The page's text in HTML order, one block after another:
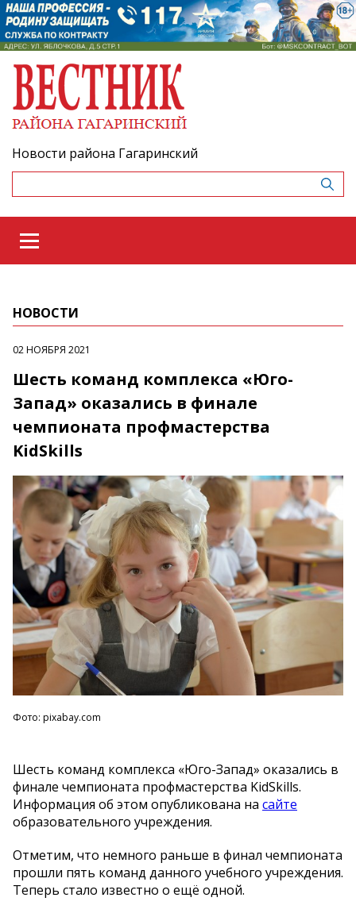
Новости района Гагаринский
НОВОСТИ
02 НОЯБРЯ 2021
Шесть команд комплекса «Юго-
Запад» оказались в финале
чемпионата профмастерства
KidSkills
Фото: pixabay.com
Шесть команд комплекса «Юго-Запад» оказались в
финале чемпионата профмастерства KidSkills.
Информация об этом опубликована на сайте
образовательного учреждения.
Отметим, что немного раньше в финал чемпионата
прошли пять команд данного учебного учреждения.
Теперь стало известно о ещё одной.